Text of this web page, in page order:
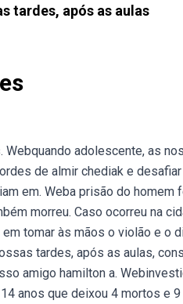
tardes, após as aulas
adolescente, as
de almir chediak e
em. Weba prisão do homem
morreu. Caso ocorreu na
tomar às mãos o violão e o
tardes, após as aulas,
amigo hamilton a.
anos que deixou 4 mortos e